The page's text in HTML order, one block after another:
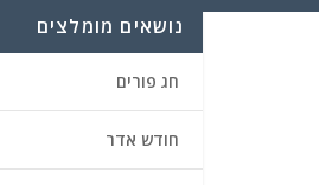
נושאים מומלצים
חג פורים
חודש אדר